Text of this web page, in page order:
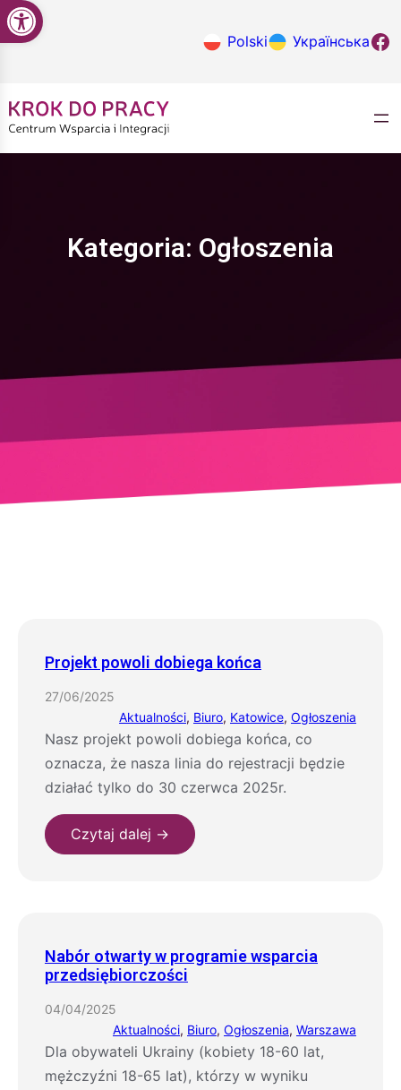
Przejdź
do
Polski УкраїнськаKrok
Kategoria: Ogłoszenia
Projekt powoli dobiega końca
27/06/2025
Aktualności, Biuro, Katowice, Ogłoszenia
Nasz projekt powoli dobiega końca, co
oznacza, że nasza linia do rejestracji będzie
działać tylko do 30 czerwca 2025r.
Czytaj dalej →
Nabór otwarty w programie wsparcia
przedsiębiorczości
04/04/2025
Aktualności, Biuro, Ogłoszenia, Warszawa
Dla obywateli Ukrainy (kobiety 18-60 lat,
mężczyźni 18-65 lat), którzy w wyniku